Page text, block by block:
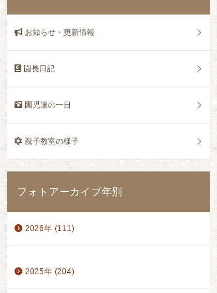
お知らせ・更新情報
園長日記
園児達の一日
親子教室の様子
フォトアーカイブ年別
2026年 (111)
2025年 (204)